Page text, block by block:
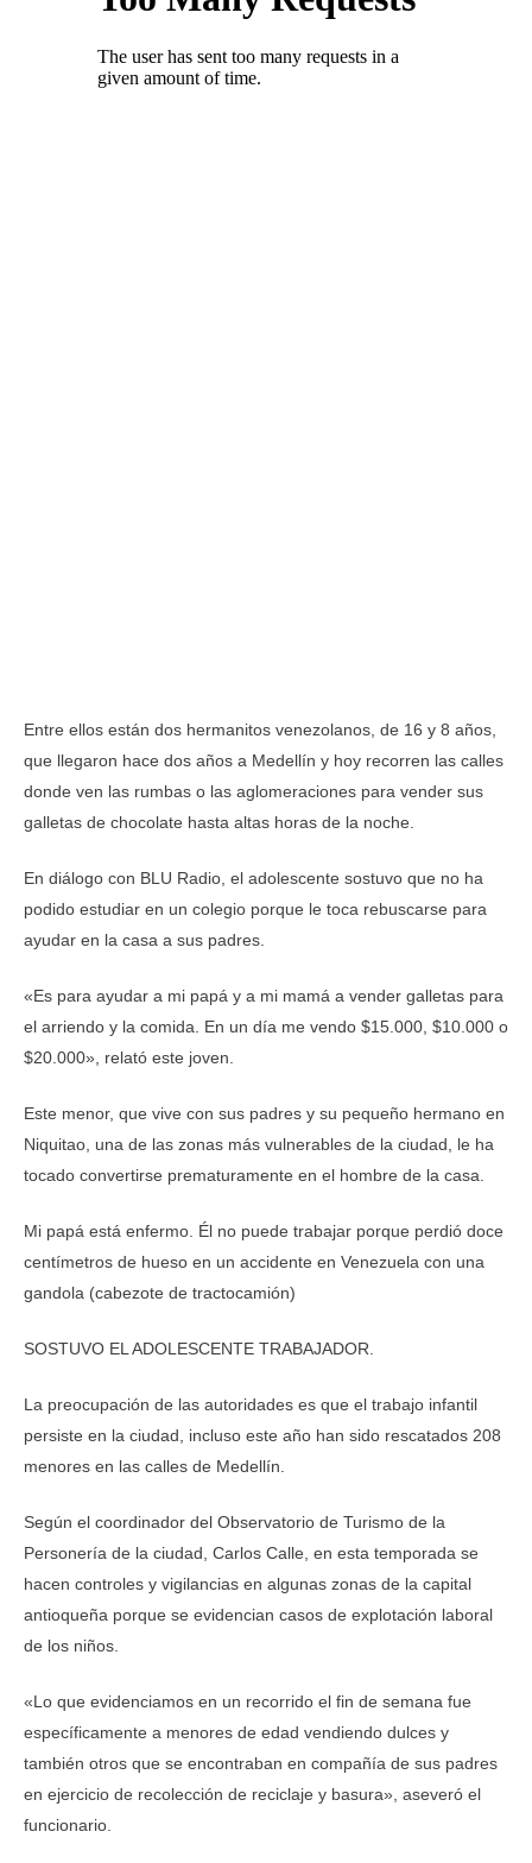
Entre ellos están dos hermanitos venezolanos, de 16 y 8 años,
que llegaron hace dos años a Medellín y hoy recorren las calles
donde ven las rumbas o las aglomeraciones para vender sus
galletas de chocolate hasta altas horas de la noche.
En diálogo con BLU Radio, el adolescente sostuvo que no ha
podido estudiar en un colegio porque le toca rebuscarse para
ayudar en la casa a sus padres.
«Es para ayudar a mi papá y a mi mamá a vender galletas para
el arriendo y la comida. En un día me vendo $15.000, $10.000 o
$20.000», relató este joven.
Este menor, que vive con sus padres y su pequeño hermano en
Niquitao, una de las zonas más vulnerables de la ciudad, le ha
tocado convertirse prematuramente en el hombre de la casa.
Mi papá está enfermo. Él no puede trabajar porque perdió doce
centímetros de hueso en un accidente en Venezuela con una
gandola (cabezote de tractocamión)
SOSTUVO EL ADOLESCENTE TRABAJADOR.
La preocupación de las autoridades es que el trabajo infantil
persiste en la ciudad, incluso este año han sido rescatados 208
menores en las calles de Medellín.
Según el coordinador del Observatorio de Turismo de la
Personería de la ciudad, Carlos Calle, en esta temporada se
hacen controles y vigilancias en algunas zonas de la capital
antioqueña porque se evidencian casos de explotación laboral
de los niños.
«Lo que evidenciamos en un recorrido el fin de semana fue
específicamente a menores de edad vendiendo dulces y
también otros que se encontraban en compañía de sus padres
en ejercicio de recolección de reciclaje y basura», aseveró el
funcionario.